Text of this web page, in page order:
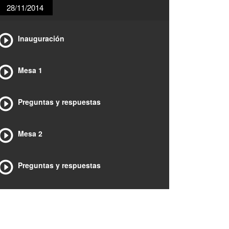
28/11/2014
Inauguración
Mesa 1
Preguntas y respuestas
Mesa 2
Preguntas y respuestas